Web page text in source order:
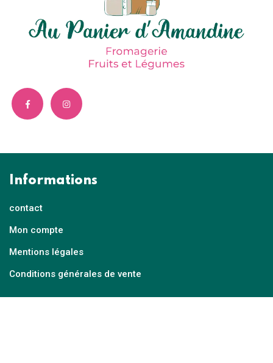
Informations
contact
Mon compte
Mentions légales
Conditions générales de vente